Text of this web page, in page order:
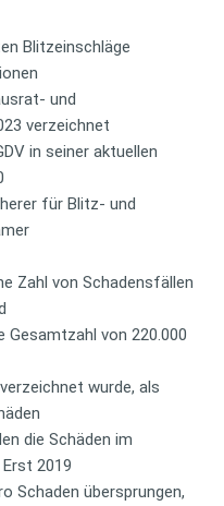
Blitzeinschläge
und
verzeichnet
in seiner aktuellen
für Blitz- und
Zahl von Schadensfällen
Gesamtzahl von 220.000
wurde, als
die Schäden im
2019
Schaden übersprungen,